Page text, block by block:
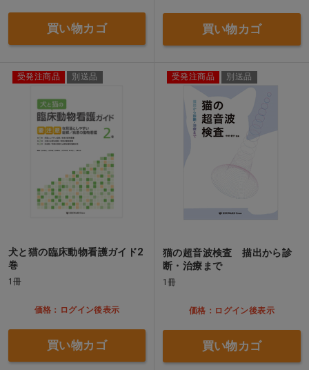
買い物カゴ 買い物カゴ
受発注商品 別送品
犬と猫の臨床動物看護ガイド2
巻
1冊
価格：ログイン後表示
買い物カゴ
受発注商品 別送品
猫の超音波検査 描出から診
断・治療まで
1冊
価格：ログイン後表示
買い物カゴ